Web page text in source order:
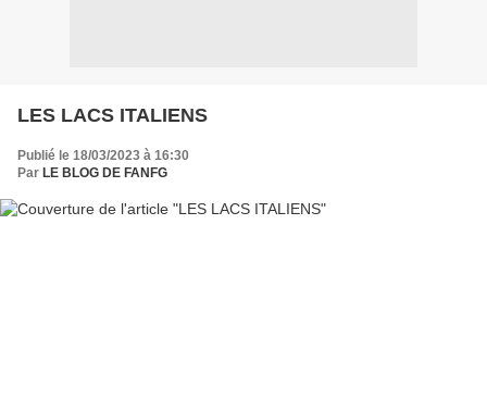
LES LACS ITALIENS
Publié le 18/03/2023 à 16:30
Par LE BLOG DE FANFG